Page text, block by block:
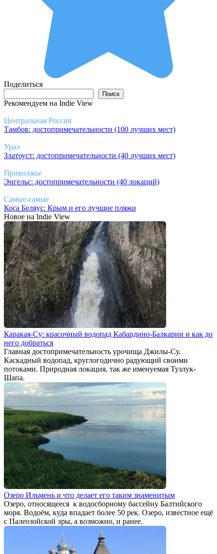
Поделиться
Поиск
Рекомендуем на Indie View
Центральная Россия
Тамбов: достопримечательности (100 лучших мест)
Урал
Златоуст: достопримечательности (40 лучших мест)
Приволжье
Энгельс: достопримечательности (40 локаций)
Самые-самые
Коса Беляус: Крым и его лучшие пляжи
Новое на Indie View
Каракая-Су: красочный водопад Кабардино-Балкарии и как до
него добраться
Главная достопримечательность урочища Джилы-Су.
Каскадный водопад, круглогодично радующий своими
потоками. Природная локация, так же именуемая Тузлук-
Шапа.
Озеро Ильмень и что делает его таким знаменитым
Озеро, относящееся к водосборному бассейну Балтийского
моря. Водоём, куда впадает более 50 рек. Озеро, известное ещё
с Палеозойской эры, а возможно, и ранее.